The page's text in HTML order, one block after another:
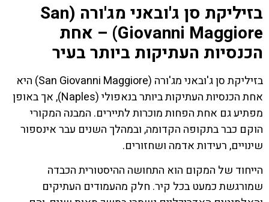
בזיליקת סן ג'ובאני מג'ורה (San
Giovanni Maggiore) – אחת
הכנסיות העתיקות ביותר בעיר
בזיליקת סן ג'ובאני מג'ורה (San Giovanni Maggiore) היא
אחת הכנסיות העתיקות ביותר בנאפולי (Naples), אך באופן
מפתיע גם אחת הפחות מוכרות לתיירים. המבנה המקורי
הוקם כבר בתקופה הקדומה, ובמהלך השנים עבר אינספור
שינויים, רעידות אדמה ושחזורים.
הייחוד של המקום הוא התחושה ההיסטורית הכבדה
שמורגשת כמעט בכל קיר. חלק מהעמודים העתיקים